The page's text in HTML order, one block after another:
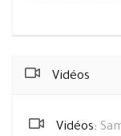
Vidéos
Vidéos: